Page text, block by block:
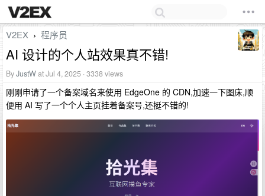
V2EX › 程序员
AI 设计的个人站效果真不错!
ByJustWat Jul 4, 2025 · 3338 views
刚刚申请了一个备案域名来使用 EdgeOne 的 CDN,加速一下图床,顺
便用 AI 写了一个个人主页挂着备案号,还挺不错的!